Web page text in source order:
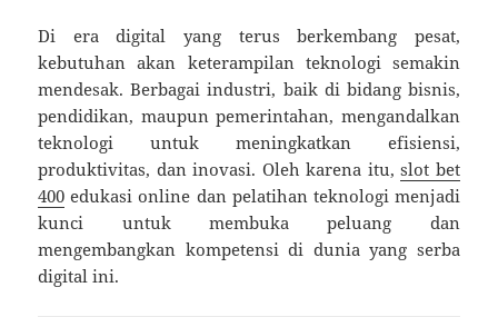
Di era digital yang terus berkembang pesat,
kebutuhan akan keterampilan teknologi semakin
mendesak. Berbagai industri, baik di bidang bisnis,
pendidikan, maupun pemerintahan, mengandalkan
teknologi untuk meningkatkan efisiensi,
produktivitas, dan inovasi. Oleh karena itu,slot bet
400 edukasi online dan pelatihan teknologi menjadi
kunci untuk membuka peluang dan
mengembangkan kompetensi di dunia yang serba
digital ini.